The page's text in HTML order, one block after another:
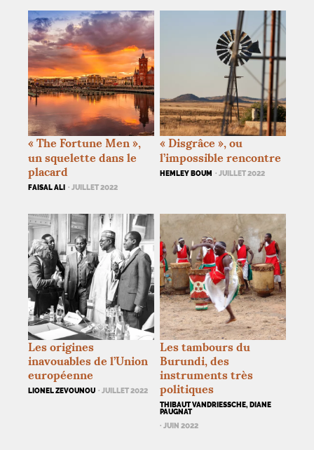
« The Fortune Men »,
un squelette dans le
placard
FAISAL ALI · JUILLET 2022
« Disgrâce », ou
l’impossible rencontre
HEMLEY BOUM · JUILLET 2022
Les origines
inavouables de l’Union
européenne
LIONEL ZEVOUNOU · JUILLET 2022
Les tambours du
Burundi, des
instruments très
politiques
THIBAUT VANDRIESSCHE, DIANE
PAUGNAT
· JUIN 2022